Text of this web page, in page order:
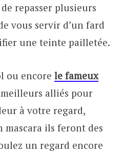
repasser plusieurs
vous servir d’un fard
une teinte pailletée.
ou encore le fameux
alliés pour
à votre regard,
mascara ils feront des
un regard encore